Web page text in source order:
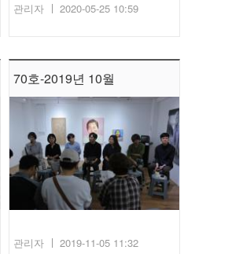
관리자 2020-05-25 10:59
70호-2019년 10월
관리자 2019-11-05 11:32